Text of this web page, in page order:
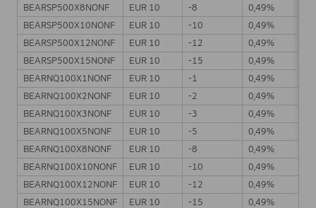
BEARSP500X8NONF
EUR 10 -8
0,49%
BEARSP500X10NONF
EUR 10 -10
0,49%
BEARSP500X12NONF
EUR 10 -12
0,49%
BEARSP500X15NONF
EUR 10 -15
0,49%
BEARNQ100X1NONF
EUR 10 -1
0,49%
BEARNQ100X2NONF
EUR 10 -2
0,49%
BEARNQ100X3NONF
EUR 10 -3
0,49%
BEARNQ100X5NONF
EUR 10 -5
0,49%
BEARNQ100X8NONF
EUR 10 -8
0,49%
BEARNQ100X10NONF
EUR 10 -10
0,49%
BEARNQ100X12NONF
EUR 10 -12
0,49%
BEARNQ100X15NONF
EUR 10 -15 0,49%